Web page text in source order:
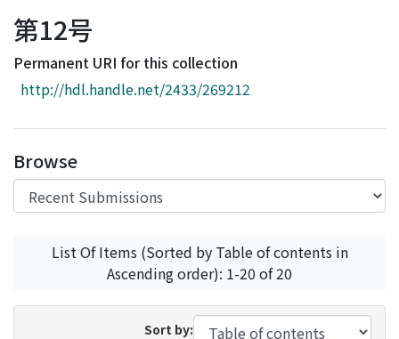
Browse
Download Ranking
Access Statistics
第12号
Permanent URI for this collection
http://hdl.handle.net/2433/269212
Browse
List Of Items (Sorted by Table of contents in
Ascending order): 1-20 of 20
Sort by: